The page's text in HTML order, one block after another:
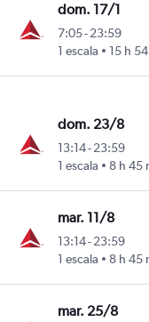
dom. 17/1
7:05-23:59
1 escala
15 h
dom. 23/8
13:14-23:59
1 escala
8 h 45
mar. 11/8
13:14-23:59
1 escala
8 h 45
mar. 25/8